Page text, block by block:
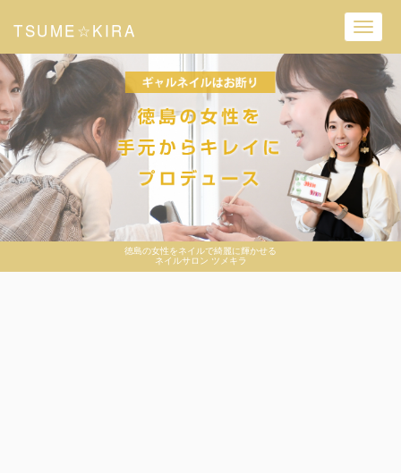
徳島の女性をネイルで綺麗に輝かせる
ネイルサロン ツメキラ
TSUME☆KIRA